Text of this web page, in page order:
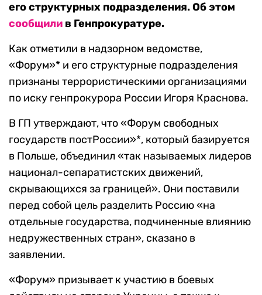
его структурных подразделения. Об этом
сообщили в Генпрокуратуре.
Как отметили в надзорном ведомстве,
«Форум»* и его структурные подразделения
признаны террористическими организациями
по иску генпрокурора России Игоря Краснова.
В ГП утверждают, что «Форум свободных
государств постРоссии»*, который базируется
в Польше, объединил «так называемых лидеров
национал-сепаратистских движений,
скрывающихся за границей». Они поставили
перед собой цель разделить Россию «на
отдельные государства, подчиненные влиянию
недружественных стран», сказано в
заявлении.
«Форум» призывает к участию в боевых